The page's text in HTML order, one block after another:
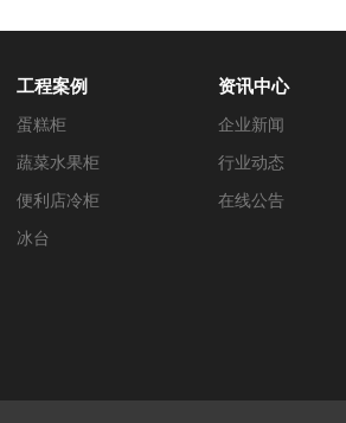
工程案例
蛋糕柜
蔬菜水果柜
便利店冷柜
冰台
资讯中心
企业新闻
行业动态
在线公告